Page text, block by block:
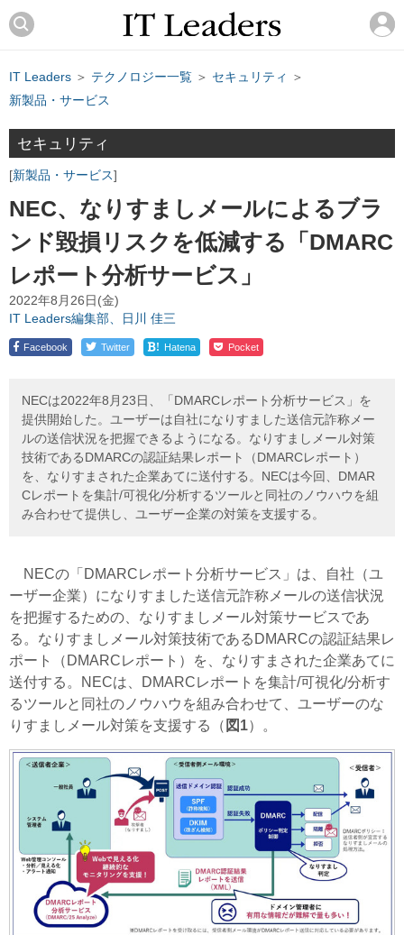
IT Leaders ＞ テクノロジー一覧 ＞ セキュリティ
＞
新製品・サービス
セキュリティ
新製品・サービス
NEC、なりすましメールによるブラ
ンド毀損リスクを低減する「DMARC
レポート分析サービス」
2022年8月26日(金)
IT Leaders編集部、日川 佳三
Facebook Twitter ! Hatena Pocket
NECは2022年8月23日、「DMARCレポート分析サービス」を
提供開始した。ユーザーは自社になりすました送信元詐称メー
ルの送信状況を把握できるようになる。なりすましメール対策
技術であるDMARCの認証結果レポート（DMARCレポート）
を、なりすまされた企業あてに送付する。NECは今回、DMAR
Cレポートを集計/可視化/分析するツールと同社のノウハウを組
み合わせて提供し、ユーザー企業の対策を支援する。
NECの「DMARCレポート分析サービス」は、自社（ユ
ーザー企業）になりすました送信元詐称メールの送信状況
を把握するための、なりすましメール対策サービスであ
る。なりすましメール対策技術であるDMARCの認証結果レ
ポート（DMARCレポート）を、なりすまされた企業あてに
送付する。NECは、DMARCレポートを集計/可視化/分析す
るツールと同社のノウハウを組み合わせて、ユーザーのな
りすましメール対策を支援する（ 図1）。